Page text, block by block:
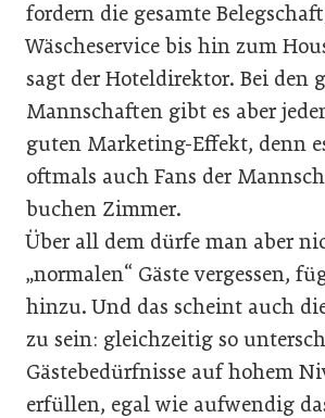
fordern die gesamte
Wäscheservice bis hin zum
sagt der Hoteldirektor. Bei den
Mannschaften gibt es aber
guten Marketing-Effekt, denn
oftmals auch Fans der
buchen Zimmer.
Über all dem dürfe man aber
„normalen“ Gäste vergessen,
hinzu. Und das scheint auch
zu sein: gleichzeitig so
Gästebedürfnisse auf hohem
erfüllen, egal wie aufwendig